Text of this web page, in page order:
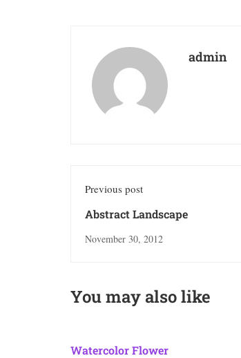
admin
Previous post
Abstract Landscape
November 30, 2012
You may also like
Watercolor Flower